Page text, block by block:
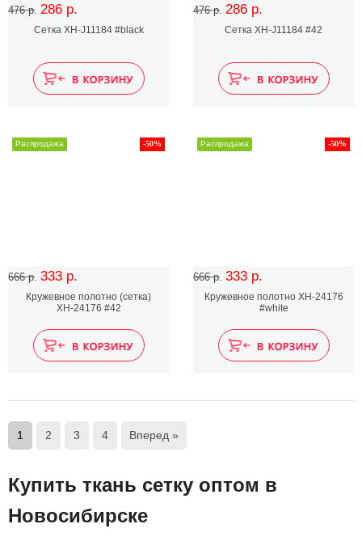
476 р. 286 р.
Сетка XH-J11184 #black
476 р. 286 р.
Сетка XH-J11184 #42
666 р. 333 р.
-50%
Распродажа
Кружевное полотно (сетка)
XH-24176 #42
666 р. 333 р.
-50%
Распродажа
Кружевное полотно XH-24176
#white
1 2 3 4 Вперед »
Купить ткань сетку оптом в
Новосибирске